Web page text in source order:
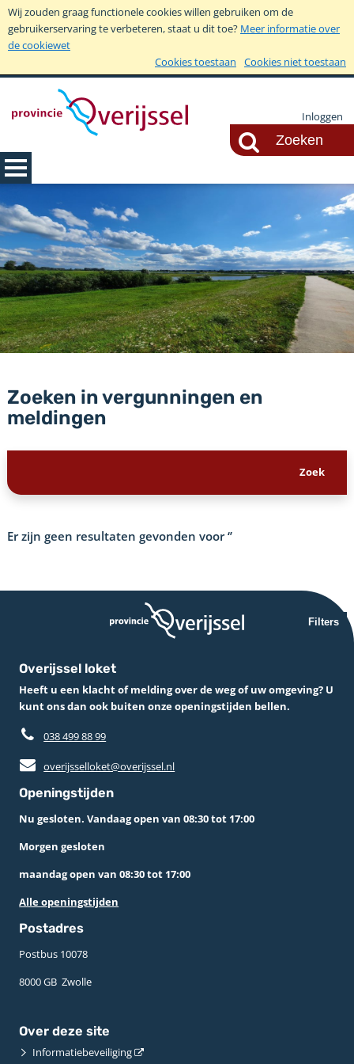
Wij zouden graag functionele cookies willen gebruiken om de
gebruikerservaring te verbeteren, staat u dit toe? Meer informatie over
de cookiewet
Cookies toestaan
Cookies niet toestaan
Inloggen
Zoeken in vergunningen en
meldingen
Er zijn geen resultaten gevonden voor‘’
Filters
Overijssel loket
Heeft u een klacht of melding over de weg of uw omgeving? U
kunt ons dan ook buiten onze openingstijden bellen.
038 499 88 99
overijsselloket@overijssel.nl
Openingstijden
Nu gesloten. Vandaag open van 08:30 tot 17:00
Morgen gesloten
maandag open van 08:30 tot 17:00
Alle openingstijden
Postadres
Postbus 10078 ­
8000 GB ­ Zwolle
Over deze site
Informatiebeveiliging